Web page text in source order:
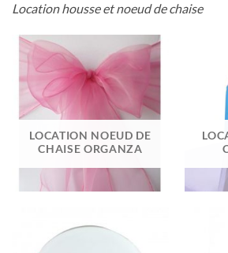
Location housse et noeud de chaise
LOCATION NOEUD DE
CHAISE ORGANZA